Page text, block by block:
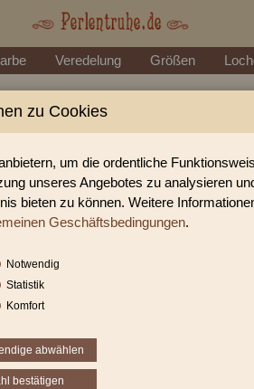
Veredelung Größen
Shop für gedrückte Perlen Blüten &
sie zahlreich gedrückte Perlen Blüten &
Sie befinden sich in folgender
Blüten & Blätter
zu Cookies
um die ordentliche
unseres Angebotes zu analysieren
bieten zu können. Weitere
Geschäftsbedingungen.
Notwendig
Statistik
Komfort
abwählen
bestätigen